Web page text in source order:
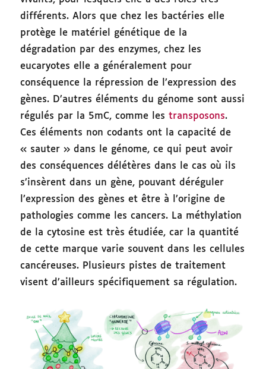
différents. Alors que chez les bactéries elle
protège le matériel génétique de la
dégradation par des enzymes, chez les
eucaryotes elle a généralement pour
conséquence la répression de l’expression des
gènes. D’autres éléments du génome sont aussi
régulés par la 5mC, comme lestransposons.
Ces éléments non codants ont la capacité de
« sauter » dans le génome, ce qui peut avoir
des conséquences délétères dans le cas où ils
s’insèrent dans un gène, pouvant déréguler
l’expression des gènes et être à l’origine de
pathologies comme les cancers. La méthylation
de la cytosine est très étudiée, car la quantité
de cette marque varie souvent dans les cellules
cancéreuses. Plusieurs pistes de traitement
visent d’ailleurs spécifiquement sa régulation.